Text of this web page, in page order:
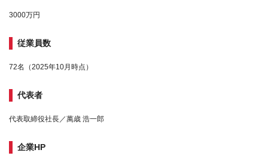
3000万円
従業員数
72名（2025年10月時点）
代表者
代表取締役社長／萬歳 浩一郎
企業HP